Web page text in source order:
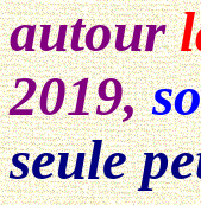
autour
2019,
seule